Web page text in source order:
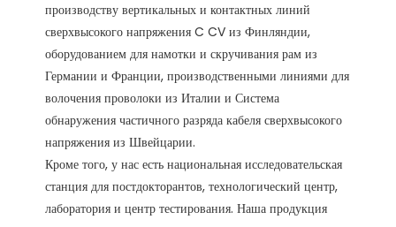
производству вертикальных и контактных линий
сверхвысокого напряжения C CV из Финляндии,
оборудованием для намотки и скручивания рам из
Германии и Франции, производственными линиями для
волочения проволоки из Италии и Система
обнаружения частичного разряда кабеля сверхвысокого
напряжения из Швейцарии.
Кроме того, у нас есть национальная исследовательская
станция для постдокторантов, технологический центр,
лаборатория и центр тестирования. Наша продукция